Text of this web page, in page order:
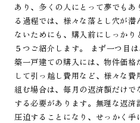
あり、多くの人にとって夢でも
る過程では、様々な落とし穴が
ないためにも、購入前にしっか
５つご紹介します。 まず一つ目
築一戸建ての購入には、物件価格
して引っ越し費用など、様々な
組む場合は、毎月の返済額だけ
する必要があります。無理な返
圧迫することになり、せっかく